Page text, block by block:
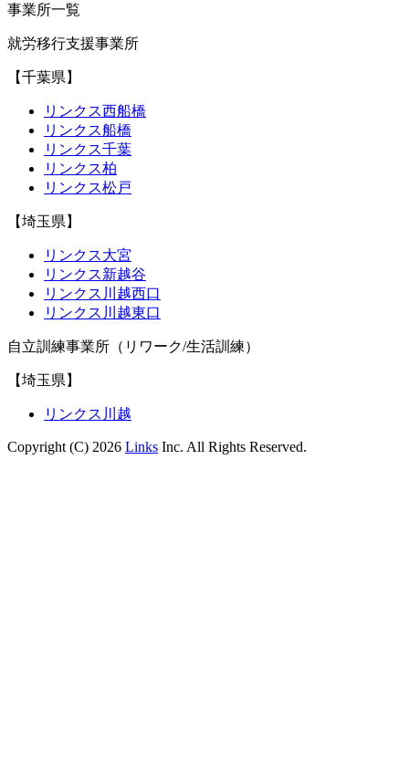
事業所一覧
就労移行支援事業所
【千葉県】
リンクス西船橋
リンクス船橋
リンクス千葉
リンクス柏
リンクス松戸
【埼玉県】
リンクス大宮
リンクス新越谷
リンクス川越西口
リンクス川越東口
自立訓練事業所（リワーク/生活訓練）
【埼玉県】
リンクス川越
Copyright (C) 2026 Links Inc. All Rights Reserved.